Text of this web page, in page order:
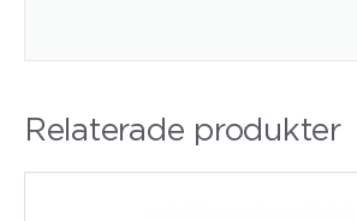
Relaterade produkter